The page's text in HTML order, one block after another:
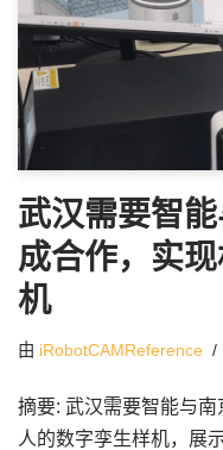
武汉需要智
成合作，实
机
由 iRobotCAMReference
摘要: 武汉需要智能与
人的数字孪生样机，展